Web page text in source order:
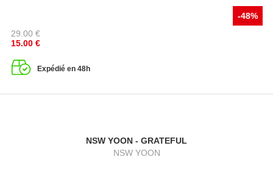
-48%
29.00 €
15.00 €
Expédié en 48h
NSW YOON - GRATEFUL
NSW YOON